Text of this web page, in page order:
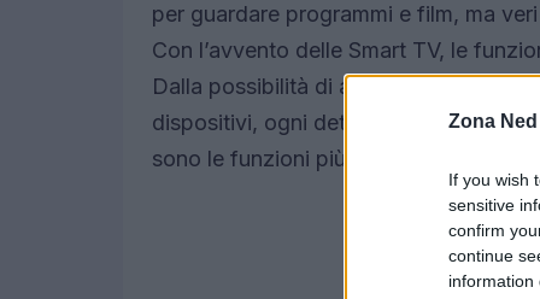
Zona Ned
If you wish
sensitive
confirm
continue
information
per guardare programmi e film, ma
Con l’avvento delle Smart TV, le
Dalla possibilità di accedere a una
dispositivi, ogni dettaglio è pensato
sono le funzioni più interessanti che